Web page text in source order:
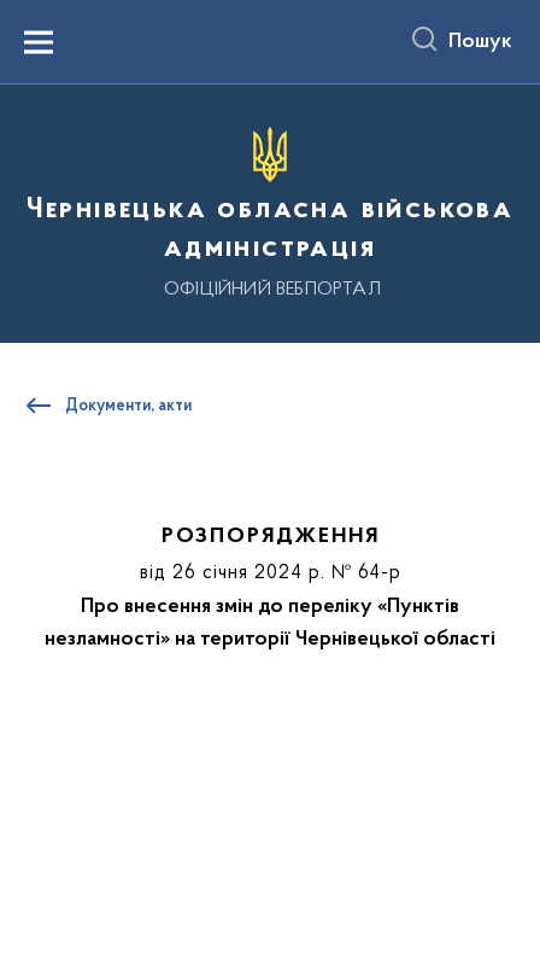
вмістуMenu Пошук
Чернівецька обласна військова
адміністрація
ОФІЦІЙНИЙ ВЕБПОРТАЛ
Документи, акти
РОЗПОРЯДЖЕННЯ
від 26 січня 2024 р. № 64-р
Про внесення змін до переліку «Пунктів
незламності» на території Чернівецької області